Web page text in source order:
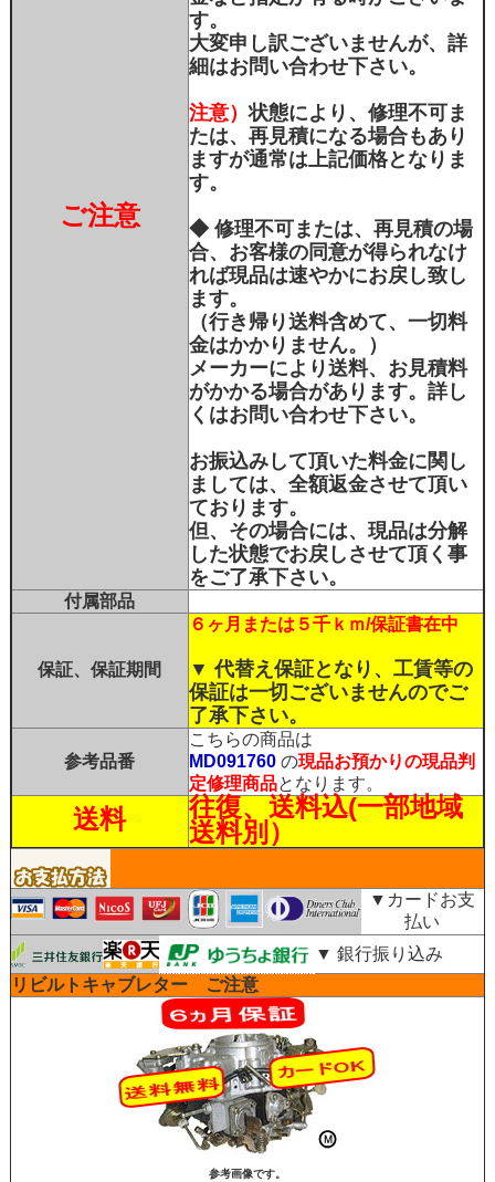
ご注意
す。
大変申し訳ございませんが、詳
細はお問い合わせ下さい。
注意）状態により、修理不可ま
たは、再見積になる場合もあり
ますが通常は上記価格となりま
す。
◆ 修理不可または、再見積の場
合、お客様の同意が得られなけ
れば現品は速やかにお戻し致し
ます。
（行き帰り送料含めて、一切料
金はかかりません。）
メーカーにより送料、お見積料
がかかる場合があります。詳し
くはお問い合わせ下さい。
お振込みして頂いた料金に関し
ましては、全額返金させて頂い
ております。
但、その場合には、現品は分解
した状態でお戻しさせて頂く事
をご了承下さい。
付属部品
保証、保証期間
６ヶ月または５千ｋｍ/保証書在中
▼ 代替え保証となり、工賃等の
保証は一切ございませんのでご
了承下さい。
参考品番
こちらの商品は
MD091760の現品お預かりの現品判
定修理商品となります。
送料
往復、送料込(一部地域
送料別）
▼カードお支
払い
▼ 銀行振り込み
リビルトキャブレター ご注意
参考画像です。